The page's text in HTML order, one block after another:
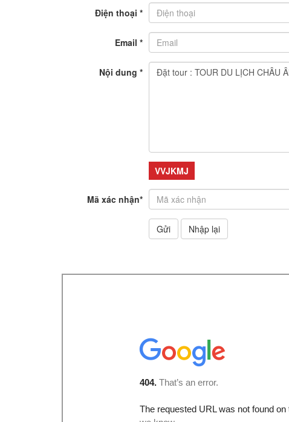
Điện thoại *
Email *
Nội dung *
VVJKMJ
Mã xác nhận*
Gửi Nhập lại